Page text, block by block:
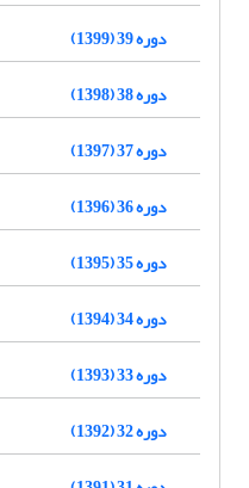
دوره 39 (1399)
دوره 38 (1398)
دوره 37 (1397)
دوره 36 (1396)
دوره 35 (1395)
دوره 34 (1394)
دوره 33 (1393)
دوره 32 (1392)